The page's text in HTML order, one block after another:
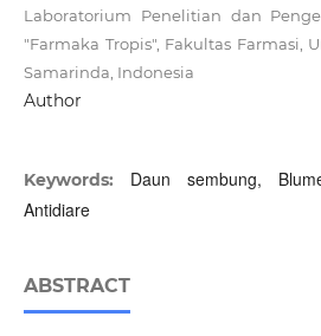
Laboratorium Penelitian dan
"Farmaka Tropis", Fakultas Farmasi,
Samarinda, Indonesia
Author
Keywords: Daun sembung,
Antidiare
ABSTRACT